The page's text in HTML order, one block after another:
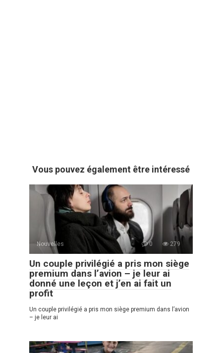
Vous pouvez également être intéressé
Nouvelles 0 279
Un couple privilégié a pris mon siège
premium dans l’avion – je leur ai
donné une leçon et j’en ai fait un
profit
Un couple privilégié a pris mon siège premium dans l’avion
– je leur ai